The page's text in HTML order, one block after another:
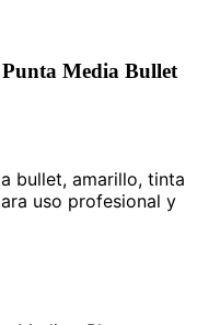
Media Bullet
bullet, amarillo, tinta
uso profesional y